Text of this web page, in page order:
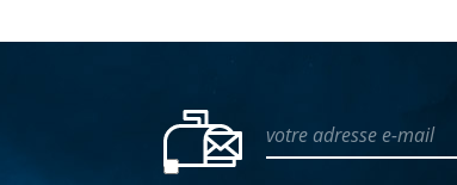
votre adresse e-mail